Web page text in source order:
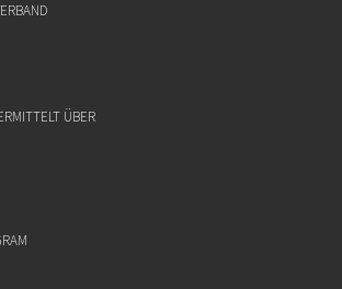
ÜBER